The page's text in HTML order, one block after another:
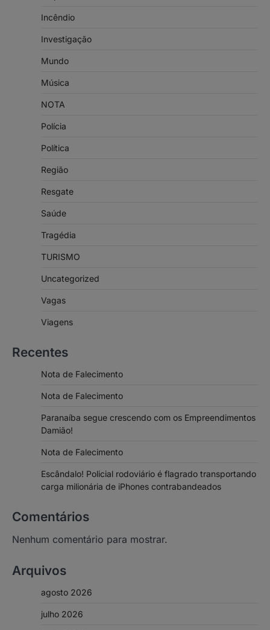
Incêndio
Investigação
Mundo
Música
NOTA
Polícia
Política
Região
Resgate
Saúde
Tragédia
TURISMO
Uncategorized
Vagas
Viagens
Recentes
Nota de Falecimento
Nota de Falecimento
Paranaíba segue crescendo com os Empreendimentos
Damião!
Nota de Falecimento
Escândalo! Policial rodoviário é flagrado transportando
carga milionária de iPhones contrabandeados
Comentários
Nenhum comentário para mostrar.
Arquivos
agosto 2026
julho 2026